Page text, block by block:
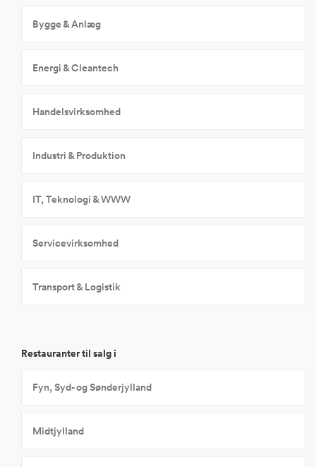
Bygge & Anlæg
Energi & Cleantech
Handelsvirksomhed
Industri & Produktion
IT, Teknologi & WWW
Servicevirksomhed
Transport & Logistik
Restauranter til salg i
Fyn, Syd- og Sønderjylland
Midtjylland